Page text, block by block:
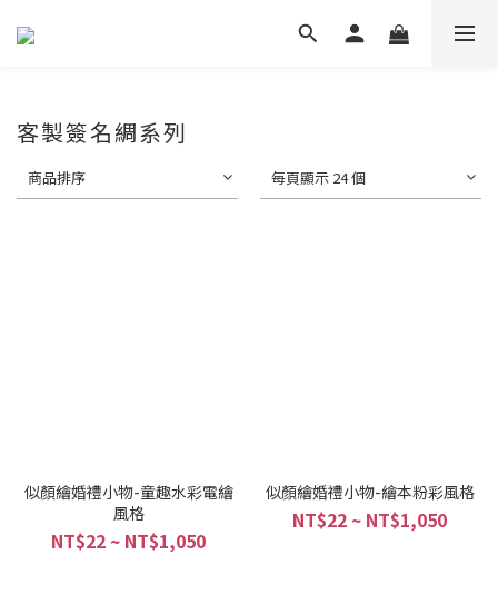
客製簽名綢系列
商品排序 每頁顯示 24 個
似顏繪婚禮小物-童趣水彩電繪
風格
NT$22 ~ NT$1,050
似顏繪婚禮小物-繪本粉彩風格
NT$22 ~ NT$1,050